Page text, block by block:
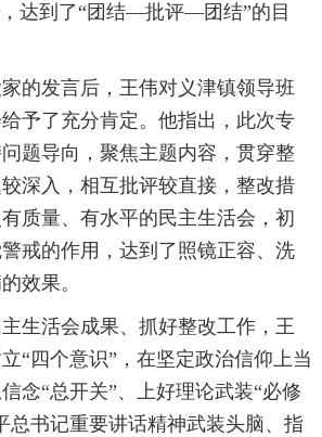
达到了“团结—批评—团结”的目
发言后，王伟对义津镇领导班
予了充分肯定。他指出，此次专
题导向，聚焦主题内容，贯穿整
深入，相互批评较直接，整改措
质量、有水平的民主生活会，初
戒的作用，达到了照镜正容、洗
效果。
活会成果、抓好整改工作，王
“四个意识”，在坚定政治信仰上当
念“总开关”、上好理论武装“必修
总书记重要讲话精神武装头脑、指